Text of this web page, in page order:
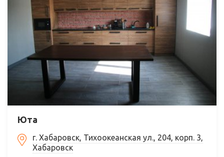
Юта
г. Хабаровск, Тихоокеанская ул., 204, корп. 3,
Хабаровск